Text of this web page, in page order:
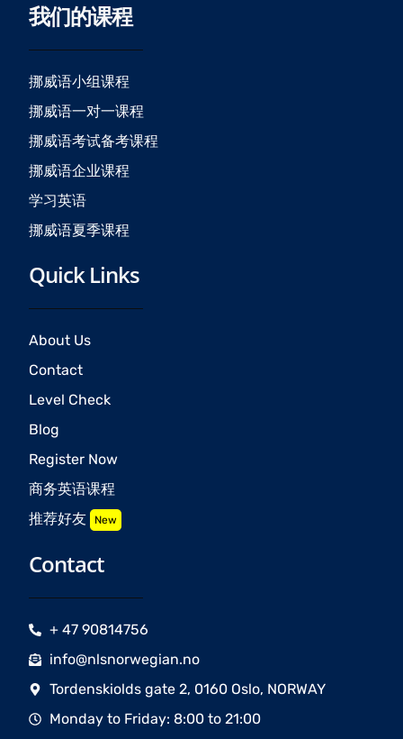
e
b
o
o
k
t
a
g
r
a
m
我们的课程
挪威语小组课程
挪威语一对一课程
挪威语考试备考课程
挪威语企业课程
学习英语
挪威语夏季课程
Quick Links
About Us
Contact
Level Check
Blog
Register Now
商务英语课程
推荐好友 New
Contact
+ 47 90814756
info@nlsnorwegian.no
Tordenskiolds gate 2, 0160 Oslo, NORWAY
Monday to Friday: 8:00 to 21:00